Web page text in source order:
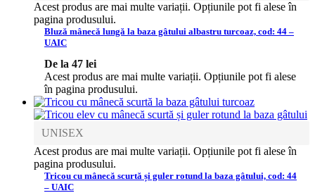
Acest produs are mai multe variații. Opțiunile pot fi alese în
pagina produsului.
Bluză mânecă lungă la baza gâtului albastru turcoaz, cod: 44 –
UAIC
De la 47 lei
Acest produs are mai multe variații. Opțiunile pot fi alese
în pagina produsului.
UNISEX
Acest produs are mai multe variații. Opțiunile pot fi alese în
pagina produsului.
Tricou cu mânecă scurtă și guler rotund la baza gâtului, cod: 44
– UAIC